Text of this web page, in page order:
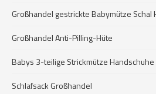
Großhandel gestrickte Babymütze Schal
Großhandel Anti-Pilling-Hüte
Babys 3-teilige Strickmütze Handschuhe
Schlafsack Großhandel